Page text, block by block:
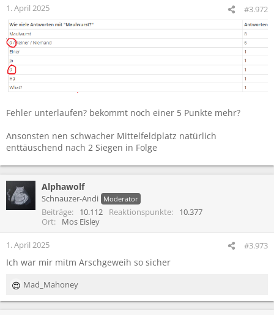
:
1. April 2025 #3.972
Fehler unterlaufen? bekommt noch einer 5 Punkte mehr?
Ansonsten nen schwacher Mittelfeldplatz natürlich
enttäuschend nach 2 Siegen in Folge
Alphawolf
Schnauzer-Andi Moderator
Beiträge 10.112 Reaktionspunkte
10.377
Ort
Mos Eisley
1. April 2025 #3.973
Ich war mir mitm Arschgeweih so sicher
R
e
Mad_Mahoney